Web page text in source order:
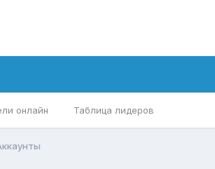
онлайн Таблица лидеров